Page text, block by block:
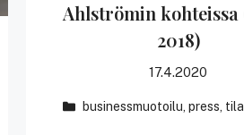
Ahlströmin kohteissa
2018)
17.4.2020
businessmuotoilu ,press